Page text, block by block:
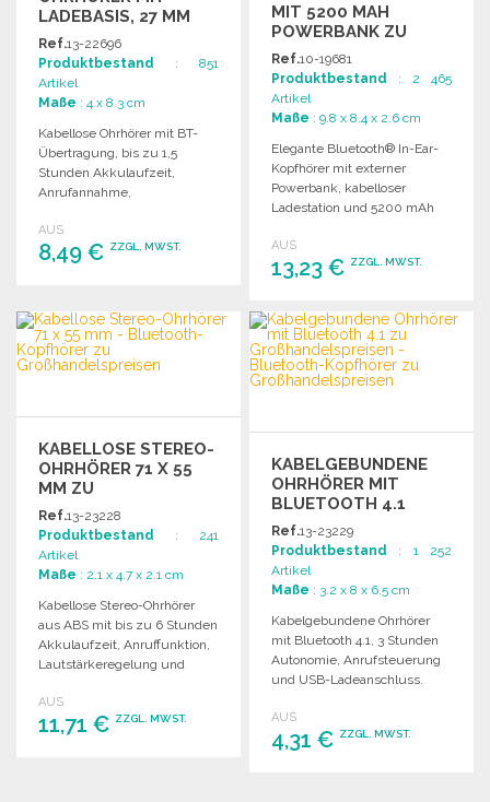
LADEBASIS, 27 MM
Ref.13-22696
Produktbestand : 851
Artikel
Maße : 4 x 8.3 cm
Kabellose Ohrhörer mit BT-
Übertragung, bis zu 1,5
Stunden Akkulaufzeit,
Anrufannahme,
Ladebasis im
Geschenkkarton.
AUS
8,49 € ZZGL. MWST.
Angebot anfordern
MIT 5200 MAH
POWERBANK ZU
GROSSHANDELSPREISEN
Ref.10-19681
Produktbestand : 2 465
Artikel
Maße : 9.8 x 8.4 x 2.6 cm
Elegante Bluetooth® In-Ear-
Kopfhörer mit externer
Powerbank, kabelloser
Ladestation und 5200 mAh
Verpackung.
AUS
13,23 € ZZGL. MWST.
BESTELLEN
Angebot anfordern
KABELLOSE STEREO-
OHRHÖRER 71 X 55
MM ZU
GROSSHANDELSPREISEN
Ref.13-23228
Produktbestand : 241
Artikel
Maße : 2.1 x 4.7 x 2.1 cm
Kabellose Stereo-Ohrhörer
aus ABS mit bis zu 6 Stunden
Akkulaufzeit, Anruffunktion,
Lautstärkeregelung und
Geschenkbox.
AUS
11,71 € ZZGL. MWST.
KABELGEBUNDENE
OHRHÖRER MIT
BLUETOOTH 4.1
Ref.13-23229
Produktbestand : 1 252
Artikel
Maße : 3.2 x 8 x 6.5 cm
Kabelgebundene Ohrhörer
mit Bluetooth 4.1, 3 Stunden
Autonomie, Anrufsteuerung
und USB-Ladeanschluss.
AUS
4,31 € ZZGL. MWST.